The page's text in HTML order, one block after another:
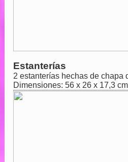
Estanterías
2 estanterías hechas de
Dimensiones: 56 x 26 x 17,3